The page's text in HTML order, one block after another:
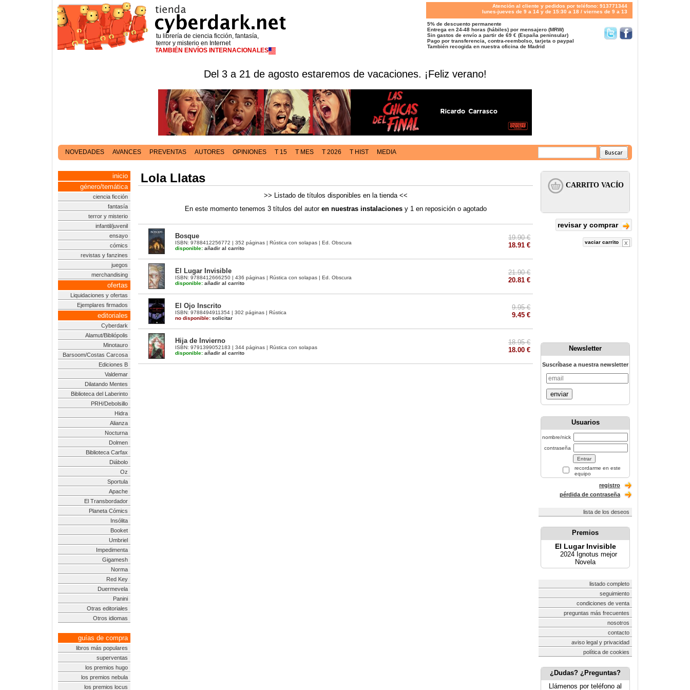
tu librería de ciencia ficción, fantasía,
terror y misterio en Internet
TAMBIÉN ENVÍOS INTERNACIONALES
Atención al cliente y pedidos por teléfono: 913771344
lunes-jueves de 9 a 14 y de 15:30 a 18 / viernes de 9 a 13
5% de descuento permanente
Entrega en 24-48 horas (hábiles) por mensajero (MRW)
Sin gastos de envío a partir de 69 € (España peninsular)
Pago por transferencia, contra-reembolso, tarjeta o paypal
También recogida en nuestra oficina de Madrid
Del 3 a 21 de agosto estaremos de vacaciones. ¡Feliz verano!
NOVEDADES AVANCES PREVENTAS AUTORES OPINIONES T 15 T MES T 2026 T HIST MEDIA
inicio
género/temática
ciencia ficción
fantasía
terror y misterio
infantil/juvenil
ensayo
cómics
revistas y fanzines
juegos
merchandising
ofertas
Liquidaciones y ofertas
Ejemplares firmados
editoriales
Cyberdark
Alamut/Bibliópolis
Minotauro
Barsoom/Costas Carcosa
Ediciones B
Valdemar
Dilatando Mentes
Biblioteca del Laberinto
PRH/Debolsillo
Hidra
Alianza
Nocturna
Dolmen
Biblioteca Carfax
Diábolo
Oz
Sportula
Apache
El Transbordador
Planeta Cómics
Insólita
Booket
Umbriel
Impedimenta
Gigamesh
Norma
Red Key
Duermevela
Panini
Otras editoriales
Otros idiomas
guías de compra
libros más populares
superventas
los premios hugo
los premios nebula
los premios locus
Lola Llatas
>> Listado de títulos disponibles en la tienda <<
En este momento tenemos 3 títulos del autor en nuestras instalacionesy 1 en reposición o agotado
Bosque
ISBN: 9788412256772 | 352 páginas | Rústica con solapas | Ed. Obscura
disponible: añadir al carrito
19.90 €
18.91 €
El Lugar Invisible
ISBN: 9788412666250 | 436 páginas | Rústica con solapas | Ed. Obscura
disponible: añadir al carrito
21.90 €
20.81 €
El Ojo Inscrito
ISBN: 9788494911354 | 302 páginas | Rústica
no disponible: solicitar
9.95 €
9.45 €
Hija de Invierno
ISBN: 9791399052183 | 344 páginas | Rústica con solapas
disponible: añadir al carrito
18.95 €
18.00 €
revisar y comprar
vaciar carrito
Newsletter
Suscríbase a nuestra newsletter
enviar
Usuarios
nombre/nick
contraseña
recordarme en este
equipo
registro
pérdida de contraseña
lista de los deseos
Premios
El Lugar Invisible
2024 Ignotus mejor
Novela
listado completo
seguimiento
condiciones de venta
preguntas más frecuentes
nosotros
contacto
aviso legal y privacidad
política de cookies
¿Dudas? ¿Preguntas?
Llámenos por teléfono al